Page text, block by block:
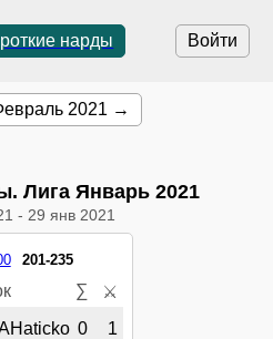
Войти
нарды
2021 →
Лига Январь 2021
- 29 янв 2021
201-235
∑ ⚔
0 1